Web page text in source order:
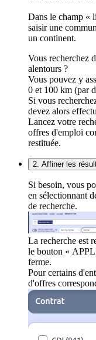
Dans le champ «
saisir une
un continent.
Vous recherchez
alentours ?
Vous pouvez y
0 et 100 km (par
Si vous
devez alors
Lancez votre
offres d'emploi
restituée.
2. Affiner les
Si besoin, vous
en sélectionnant
de recherche.
La recherche est
le bouton «
ferme.
Pour certains
d'offres